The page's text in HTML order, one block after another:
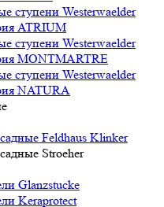
ступени Westerwaelder
ATRIUM
ступени Westerwaelder
MONTMARTRE
ступени Westerwaelder
NATURA
Feldhaus Klinker
Stroeher
Glanzstucke
Keraprotect